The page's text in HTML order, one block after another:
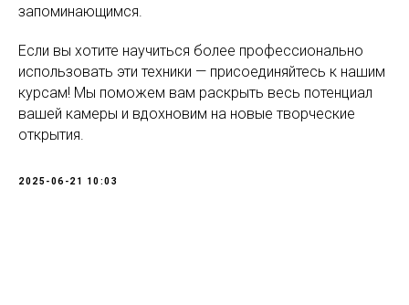
запоминающимся.
Если вы хотите научиться более профессионально
использовать эти техники — присоединяйтесь к нашим
курсам! Мы поможем вам раскрыть весь потенциал
вашей камеры и вдохновим на новые творческие
открытия.
2025-06-21 10:03